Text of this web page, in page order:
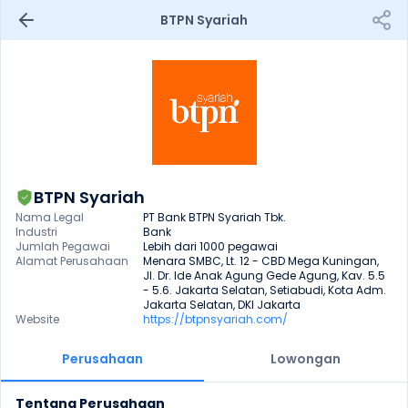
BTPN Syariah
BTPN Syariah
Nama Legal
PT Bank BTPN Syariah Tbk.
Industri
Bank
Jumlah Pegawai
Lebih dari 1000 pegawai
Alamat Perusahaan
Menara SMBC, Lt. 12 - CBD Mega Kuningan,
Jl. Dr. Ide Anak Agung Gede Agung, Kav. 5.5
- 5.6. Jakarta Selatan, Setiabudi, Kota Adm.
Jakarta Selatan, DKI Jakarta
Website
https://btpnsyariah.com/
Perusahaan Lowongan
Tentang Perusahaan